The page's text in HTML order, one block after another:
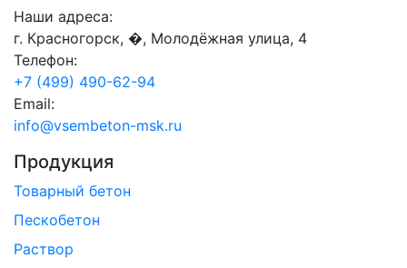
Наши адреса:
г. Красногорск, �, Молодёжная улица, 4
Телефон:
+7 (499) 490-62-94
Email:
info@vsembeton-msk.ru
Продукция
Товарный бетон
Пескобетон
Раствор